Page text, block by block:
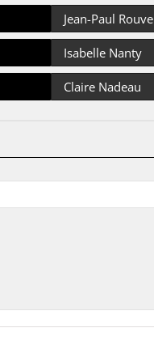
Jean-Paul Rouve
Isabelle Nanty
Claire Nadeau